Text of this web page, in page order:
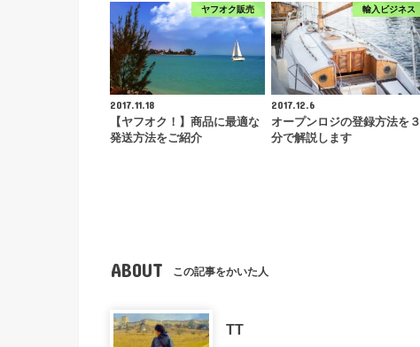
ヤフオク販売
2017.11.18
【ヤフオク！】商品に最適な
発送方法をご紹介
輸入ビジネス
2017.12.6
オープンロジの登録方法を３
分で解説します
ABOUT この記事をかいた人
TT